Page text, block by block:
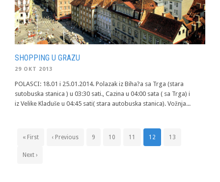
SHOPPING U GRAZU
29 OKT 2013
POLASCI: 18.01 i 25.01.2014. Polazak iz Biha?a sa Trga (stara
sutobuska stanica ) u 03:30 sati., Cazina u 04:00 sata ( sa Trga) i
iz Velike Kladuše u 04:45 sati( stara autobuska stanica). Vožnja...
« First ‹ Previous 9 10 11 12 13
Next ›